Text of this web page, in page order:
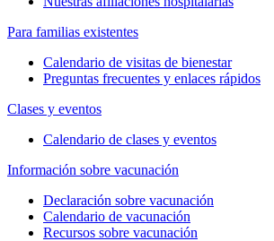
Para familias existentes
Calendario de visitas de bienestar
Preguntas frecuentes y enlaces rápidos
Clases y eventos
Calendario de clases y eventos
Información sobre vacunación
Declaración sobre vacunación
Calendario de vacunación
Recursos sobre vacunación